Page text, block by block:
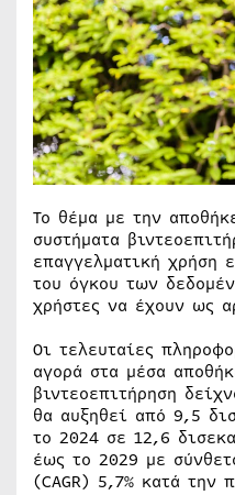
Το θέμα με την
συστήματα
επαγγελματική χρήση
του όγκου των
χρήστες να έχουν ως
Οι τελευταίες
αγορά στα μέσα
βιντεοεπιτήρηση
θα αυξηθεί από 9,5
το 2024 σε 12,6
έως το 2029 με
(CAGR) 5,7% κατά την